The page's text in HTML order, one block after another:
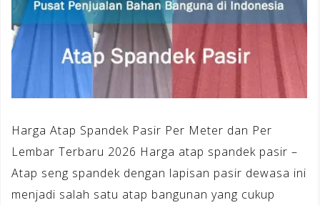
Harga Atap Spandek Pasir Per Meter dan Per
Lembar Terbaru 2026 Harga atap spandek pasir –
Atap seng spandek dengan lapisan pasir dewasa ini
menjadi salah satu atap bangunan yang cukup